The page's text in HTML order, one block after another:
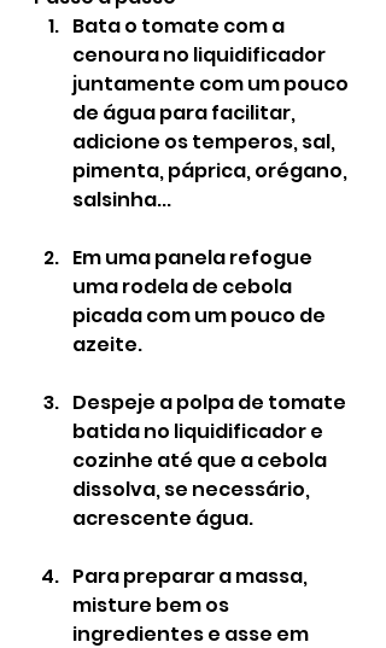
Bata o tomate com a
cenoura no liquidificador
juntamente com um pouco
de água para facilitar,
adicione os temperos, sal,
pimenta, páprica, orégano,
salsinha...
Em uma panela refogue
uma rodela de cebola
picada com um pouco de
azeite.
Despeje a polpa de tomate
batida no liquidificador e
cozinhe até que a cebola
dissolva, se necessário,
acrescente água.
Para preparar a massa,
misture bem os
ingredientes e asse em